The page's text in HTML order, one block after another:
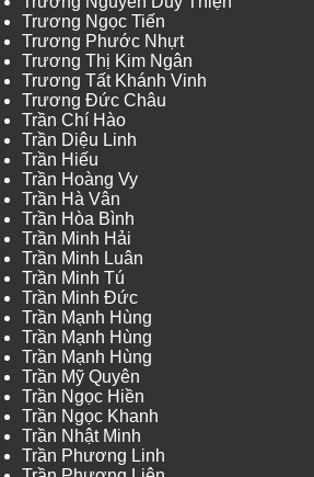
Trương Ngọc Tiến
Trương Phước Nhựt
Trương Thị Kim Ngân
Trương Tất Khánh Vinh
Trương Đức Châu
Trần Chí Hào
Trần Diệu Linh
Trần Hiếu
Trần Hoàng Vy
Trần Hà Vân
Trần Hòa Bình
Trần Minh Hải
Trần Minh Luân
Trần Minh Tú
Trần Minh Đức
Trần Mạnh Hùng
Trần Mạnh Hùng
Trần Mạnh Hùng
Trần Mỹ Quyên
Trần Ngọc Hiền
Trần Ngọc Khanh
Trần Nhật Minh
Trần Phương Linh